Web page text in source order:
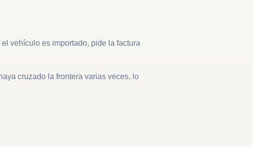
vehículo es importado, pide la factura
cruzado la frontera varias veces, lo